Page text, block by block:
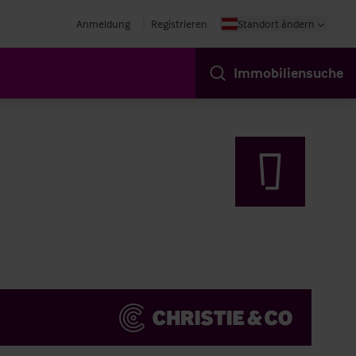
Anmeldung Registrieren Standort ändern
Immobiliensuche